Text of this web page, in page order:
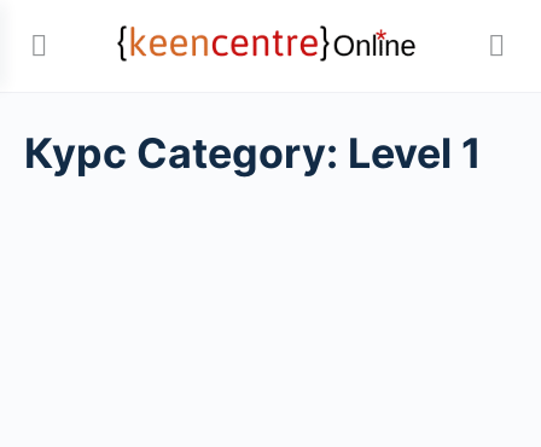
Курс Category: Level 1